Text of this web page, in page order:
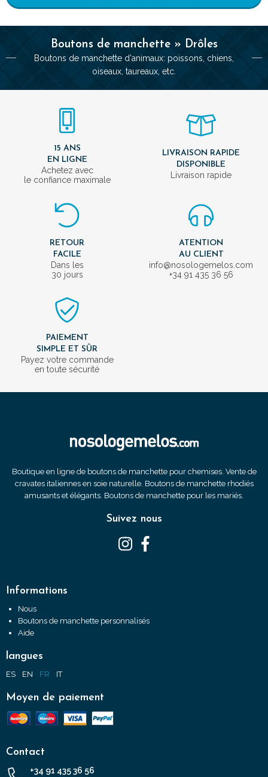
Boutons de manchette » Drôles
Boutons de manchette d'animaux: poissons, chiens,
oiseaux, taureaux, etc.
15 ANS
EN LIGNE
Achetez avec
le confiance maximale
LIVRAISON RAPIDE
DISPONIBLE
Livraison rapide
RETOUR
FACILE
Dans les
30 jours
ATENTION
AU CLIENT
info@nosologemelos.com
+34 91 435 36 56
PAIEMENT
SIMPLE ET SÛR
Payez votre commande
en toute sécurité
Boutique en ligne de boutons de manchette pour chemises. Vente de
cravates italiennes en soie naturelle. Boutons de manchette rhodiés
amusants et élégants. Boutons de manchette pour les mariés.
Suivez nous
Informations
Nous
Boutons de manchette personnalisés
Aide
langues
ES EN FR IT
Moyen de paiement
Contact
+34 91 435 36 56